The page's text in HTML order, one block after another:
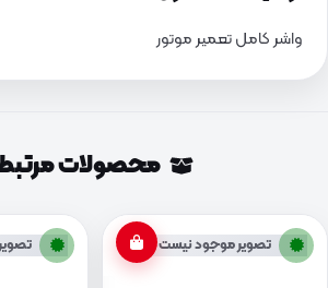
واشر کامل تعمیر موتور
محصولات
تصویر موجود نیست